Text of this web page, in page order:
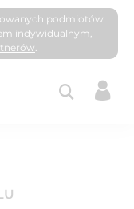
podmiotów
indywidualnym,
.